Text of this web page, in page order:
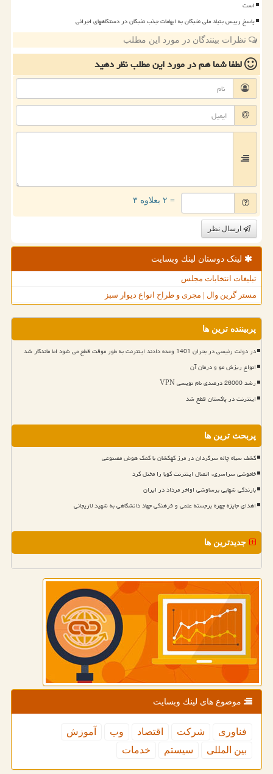
است
پاسخ رییس بنیاد ملی نخبگان به ابهامات جذب نخبگان در دستگاههای اجرائی
نظرات بینندگان در مورد این مطلب
لطفا شما همدر مورد این مطلبنظر دهید
= ۲ بعلاوه ۳
ارسال نظر
لینک دوستان لینك وبسایت
تبلیغات انتخابات مجلس
مستر گرین وال | مجری و طراح انواع دیوار سبز
پربیننده ترین ها
در دولت رئیسی در بحران 1401 وعده دادند اینترنت به طور موقت قطع می شود اما ماندگار شد
انواع ریزش مو و درمان آن
رشد 26000 درصدی نام نویسی VPN
اینترنت در پاکستان قطع شد
پربحث ترین ها
کشف سیاه چاله سرگردان در مرز کهکشان با کمک هوش مصنوعی
خاموشی سراسری، اتصال اینترنت کوبا را مختل کرد
بارندگی شهابی برساوشی اواخر مرداد در ایران
اهدای جایزه چهره برجسته علمی و فرهنگی جهاد دانشگاهی به شهید لاریجانی
جدیدترین ها
موضوع های لینك وبسایت
فناوری شركت اقتصاد وب
آموزش
بین المللی
سیستم خدمات